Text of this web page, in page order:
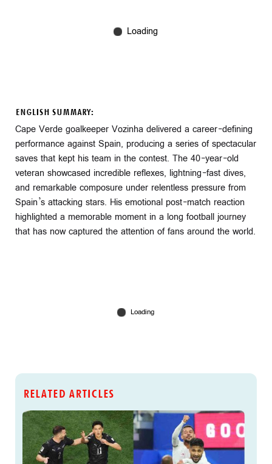
ENGLISH SUMMARY:
Cape Verde goalkeeper Vozinha delivered a career-defining
performance against Spain, producing a series of spectacular
saves that kept his team in the contest. The 40-year-old
veteran showcased incredible reflexes, lightning-fast dives,
and remarkable composure under relentless pressure from
Spain’s attacking stars. His emotional post-match reaction
highlighted a memorable moment in a long football journey
that has now captured the attention of fans around the world.
RELATED ARTICLES